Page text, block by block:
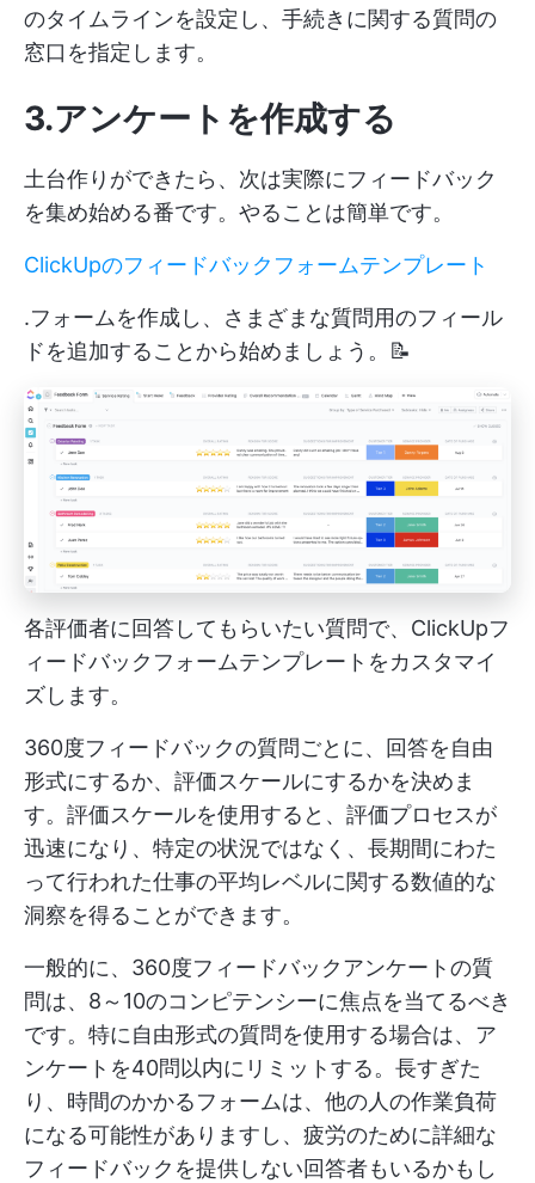
のタイムラインを設定し、手続きに関する質問の
窓口を指定します。
3.アンケートを作成する
土台作りができたら、次は実際にフィードバック
を集め始める番です。やることは簡単です。
ClickUpのフィードバックフォームテンプレート
.フォームを作成し、さまざまな質問用のフィール
ドを追加することから始めましょう。📝
各評価者に回答してもらいたい質問で、ClickUpフ
ィードバックフォームテンプレートをカスタマイ
ズします。
360度フィードバックの質問ごとに、回答を自由
形式にするか、評価スケールにするかを決めま
す。評価スケールを使用すると、評価プロセスが
迅速になり、特定の状況ではなく、長期間にわた
って行われた仕事の平均レベルに関する数値的な
洞察を得ることができます。
一般的に、360度フィードバックアンケートの質
問は、8～10のコンピテンシーに焦点を当てるべき
です。特に自由形式の質問を使用する場合は、ア
ンケートを40問以内にリミットする。長すぎた
り、時間のかかるフォームは、他の人の作業負荷
になる可能性がありますし、疲労のために詳細な
フィードバックを提供しない回答者もいるかもし